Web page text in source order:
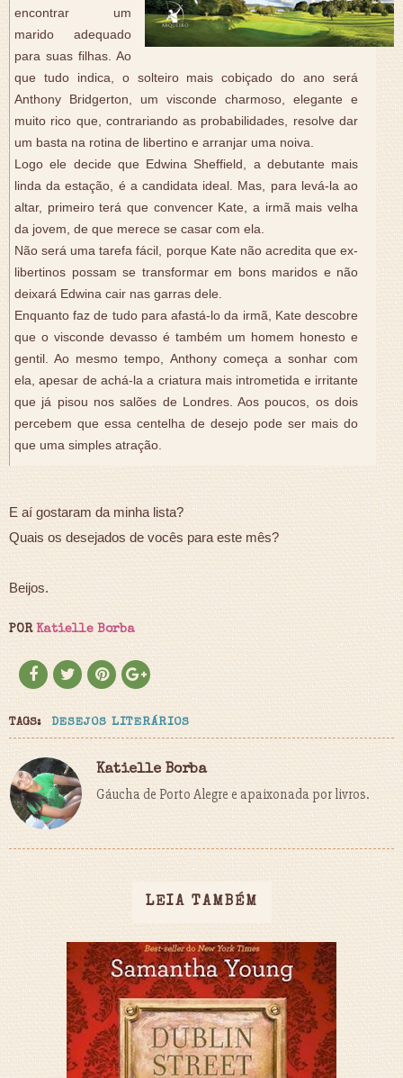
encontrar um
marido adequado
para suas filhas. Ao
que tudo indica, o solteiro mais cobiçado do ano será
Anthony Bridgerton, um visconde charmoso, elegante e
muito rico que, contrariando as probabilidades, resolve dar
um basta na rotina de libertino e arranjar uma noiva.
Logo ele decide que Edwina Sheffield, a debutante mais
linda da estação, é a candidata ideal. Mas, para levá-la ao
altar, primeiro terá que convencer Kate, a irmã mais velha
da jovem, de que merece se casar com ela.
Não será uma tarefa fácil, porque Kate não acredita que ex-
libertinos possam se transformar em bons maridos e não
deixará Edwina cair nas garras dele.
Enquanto faz de tudo para afastá-lo da irmã, Kate descobre
que o visconde devasso é também um homem honesto e
gentil. Ao mesmo tempo, Anthony começa a sonhar com
ela, apesar de achá-la a criatura mais intrometida e irritante
que já pisou nos salões de Londres. Aos poucos, os dois
percebem que essa centelha de desejo pode ser mais do
que uma simples atração.
E aí gostaram da minha lista?
Quais os desejados de vocês para este mês?
Beijos.
PORKatielle Borba
TAGS: DESEJOS LITERÁRIOS
Katielle Borba
Gáucha de Porto Alegre e apaixonada por livros.
LEIA TAMBÉM